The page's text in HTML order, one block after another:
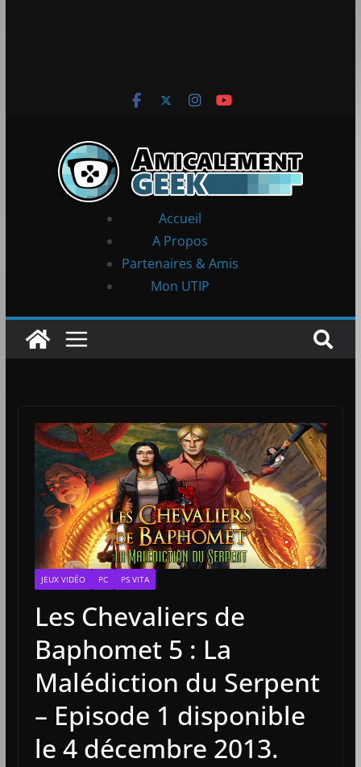
Accueil
A Propos
Partenaires & Amis
Mon UTIP
JEUX VIDÉO PC PS VITA
Les Chevaliers de
Baphomet 5 : La
Malédiction du Serpent
– Episode 1 disponible
le 4 décembre 2013.